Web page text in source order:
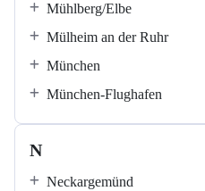
Mühlberg/Elbe
Mülheim an der Ruhr
München
München-Flughafen
N
Neckargemünd